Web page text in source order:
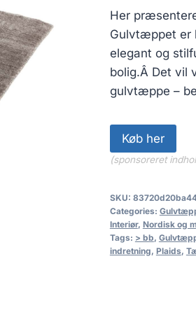
Her
Gulvtæppet er
elegant og
bolig.Â Det vil
gulvtæppe –
Køb her
(sponsoreret
SKU:
Categories:
Interiør, Nordisk og
Tags: > bb,
indretning, Plaids,